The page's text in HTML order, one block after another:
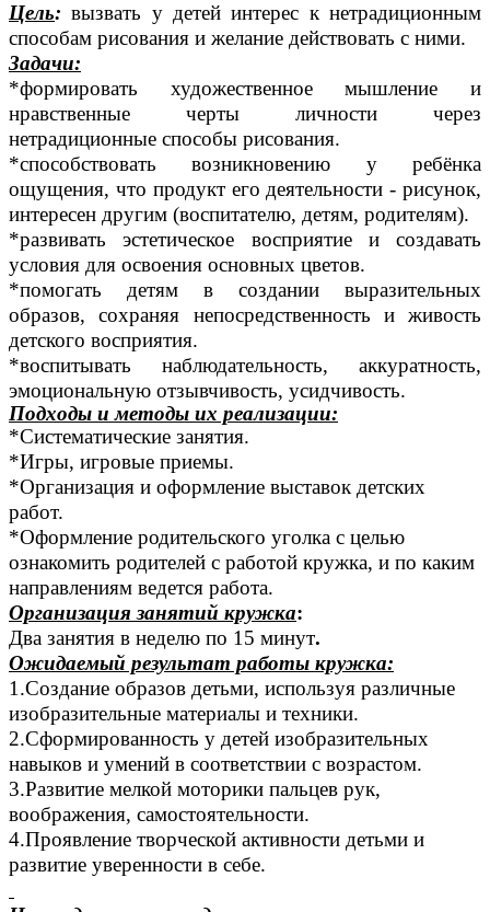
Цель: вызвать у детей интерес к нетрадиционным
способам рисования и желание действовать с ними.
Задачи:
*формировать художественное мышление и
нравственные черты личности через
нетрадиционные способы рисования.
*способствовать возникновению у ребёнка
ощущения, что продукт его деятельности - рисунок,
интересен другим (воспитателю, детям, родителям).
*развивать эстетическое восприятие и создавать
условия для освоения основных цветов.
*помогать детям в создании выразительных
образов, сохраняя непосредственность и живость
детского восприятия.
*воспитывать наблюдательность, аккуратность,
эмоциональную отзывчивость, усидчивость.
Подходы и методы их реализации:
*Систематические занятия.
*Игры, игровые приемы.
*Организация и оформление выставок детских
работ.
*Оформление родительского уголка с целью
ознакомить родителей с работой кружка, и по каким
направлениям ведется работа.
Организация занятий кружка:
Два занятия в неделю по 15 минут.
Ожидаемый результат работы кружка:
1.Создание образов детьми, используя различные
изобразительные материалы и техники.
2.Сформированность у детей изобразительных
навыков и умений в соответствии с возрастом.
3.Развитие мелкой моторики пальцев рук,
воображения, самостоятельности.
4.Проявление творческой активности детьми и
развитие уверенности в себе.